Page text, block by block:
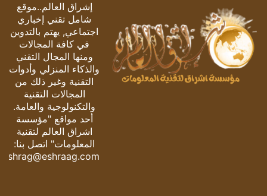
إشراق العالم..موقع
شامل تقني إخباري
اجتماعي, يهتم بالتدوين
في كافة المجالات
ومنها المجال التقني
والذكاء المنزلي وأدوات
التقنية وغير ذلك من
المجالات التقنية
والتكنولوجية والعامة.
أحد مواقع "مؤسسة
اشراق العالم لتقنية
المعلومات" اتصل بنا:
eshrag@eshraag.com